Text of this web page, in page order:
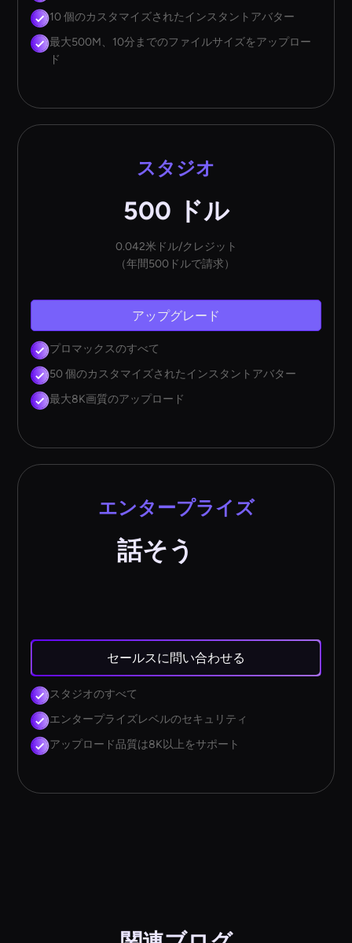
10 個のカスタマイズされたインスタントアバター
最大500M、10分までのファイルサイズをアップロー
ド
スタジオ
500 ドル
0.042米ドル/クレジット
（年間500ドルで請求）
アップグレード
プロマックスのすべて
50 個のカスタマイズされたインスタントアバター
最大8K画質のアップロード
エンタープライズ
話そう
セールスに問い合わせる
スタジオのすべて
エンタープライズレベルのセキュリティ
アップロード品質は8K以上をサポート